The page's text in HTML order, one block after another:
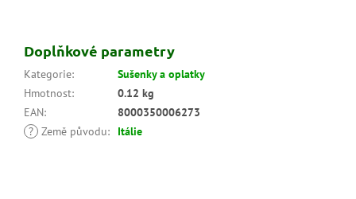
Doplňkové parametry
Kategorie:
Sušenky a oplatky
Hmotnost:
0.12 kg
EAN:
8000350006273
? Země původu: Itálie